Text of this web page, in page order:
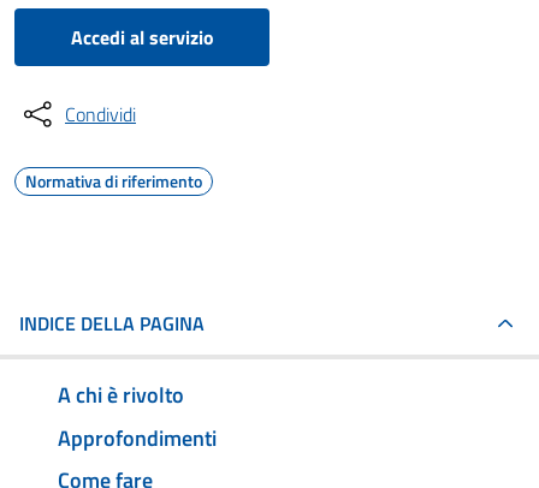
Accedi al servizio
Condividi
Normativa di riferimento
INDICE DELLA PAGINA
A chi è rivolto
Approfondimenti
Come fare